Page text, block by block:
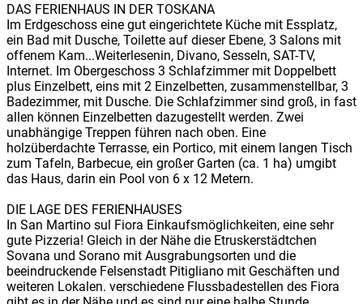
DAS FERIENHAUS IN DER TOSKANA
Im Erdgeschoss eine gut eingerichtete Küche mit Essplatz,
ein Bad mit Dusche, Toilette auf dieser Ebene, 3 Salons mit
offenem Kam...Weiterlesenin, Divano, Sesseln, SAT-TV,
Internet. Im Obergeschoss 3 Schlafzimmer mit Doppelbett
plus Einzelbett, eins mit 2 Einzelbetten, zusammenstellbar, 3
Badezimmer, mit Dusche. Die Schlafzimmer sind groß, in fast
allen können Einzelbetten dazugestellt werden. Zwei
unabhängige Treppen führen nach oben. Eine
holzüberdachte Terrasse, ein Portico, mit einem langen Tisch
zum Tafeln, Barbecue, ein großer Garten (ca. 1 ha) umgibt
das Haus, darin ein Pool von 6 x 12 Metern.
DIE LAGE DES FERIENHAUSES
In San Martino sul Fiora Einkaufsmöglichkeiten, eine sehr
gute Pizzeria! Gleich in der Nähe die Etruskerstädtchen
Sovana und Sorano mit Ausgrabungsorten und die
beeindruckende Felsenstadt Pitigliano mit Geschäften und
weiteren Lokalen. verschiedene Flussbadestellen des Fiora